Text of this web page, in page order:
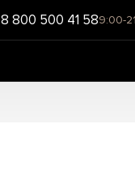
8 800 500 41 589:00-